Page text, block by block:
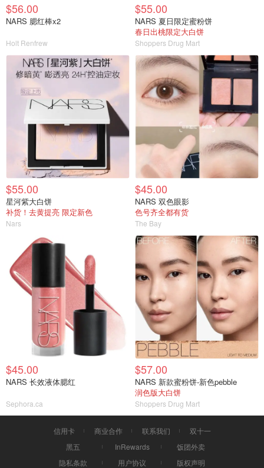
$56.00
NARS 腮红棒x2
Holt Renfrew
$55.00
NARS 夏日限定蜜粉饼
春日出桃限定大白饼
Shoppers Drug Mart
$55.00
星河紫大白饼
补货！去黄提亮 限定新色
Nars
$45.00
NARS 双色眼影
色号齐全都有货
The Bay
$45.00
NARS 长效液体腮红
Sephora.ca
$57.00
NARS 新款蜜粉饼-新色pebble
润色版大白饼
Shoppers Drug Mart
信用卡 商业合作 联系我们
双十一
黑五
InRewards
饭团外卖
隐私条款
用户协议 版权声明